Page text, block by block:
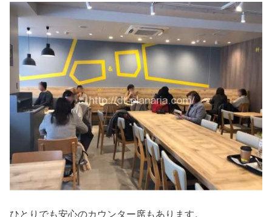
ひとりでも安心のカウンター席もあります。